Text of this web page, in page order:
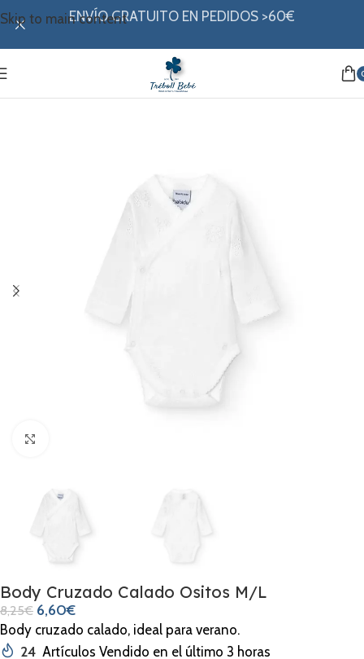
Skip to main contentENVÍO GRATUITO EN PEDIDOS >60€
Colección invierno
Body Cruzado Calado Ositos M/L
8,25€ 6,60€
Body cruzado calado, ideal para verano.
24 Artículos Vendido en el último 3 horas